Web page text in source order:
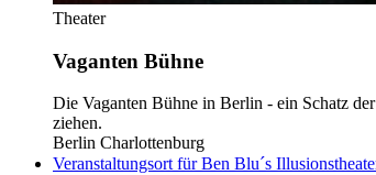
Theater
Vaganten Bühne
Die Vaganten Bühne in Berlin - ein Schatz
ziehen.
Berlin Charlottenburg
Veranstaltungsort für Ben Blu´s